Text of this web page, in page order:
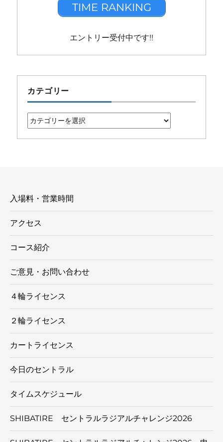
TIME RANKING
エントリー受付中です!!
カテゴリー
カ
テ
ゴ
入場料・営業時間
アクセス
コース紹介
ご意見・お問い合わせ
４輪ライセンス
２輪ライセンス
カートライセンス
今日のセントラル
タイムスケジュール
SHIBATIRE セントラルラジアルチャレンジ2026